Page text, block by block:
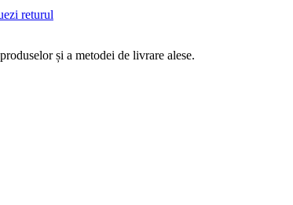
returul
și a metodei de livrare alese.